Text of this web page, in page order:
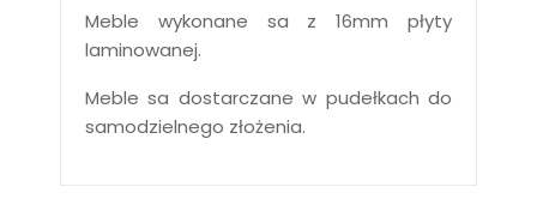
Meble wykonane sa z 16mm płyty
laminowanej.
Meble sa dostarczane w pudełkach do
samodzielnego złożenia.